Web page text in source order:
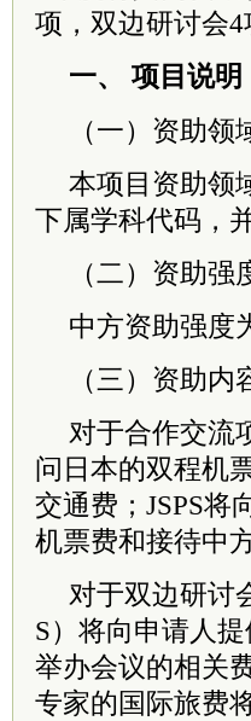
项，双边研讨会
一、 项目说明
（一）资助领
本项目资助领
下属学科代码，
（二）资助强
中方资助强度
（三）资助内
对于合作交流
问日本的双程机
交通费；JSPS将
机票费和接待中
对于双边研讨
S）将向申请人
举办会议的相关
专家的国际旅费